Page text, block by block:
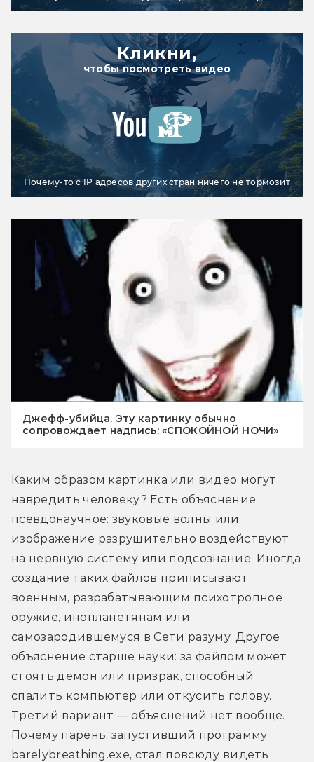
Кликни,
чтобы посмотреть видео
Почему-то с IP адресов других стран ничего не тормозит
Джефф-убийца. Эту картинку обычно
сопровождает надпись: «СПОКОЙНОЙ НОЧИ»
Каким образом картинка или видео могут
навредить человеку? Есть объяснение
псевдонаучное: звуковые волны или
изображение разрушительно воздействуют
на нервную систему или подсознание. Иногда
создание таких файлов приписывают
военным, разрабатывающим психотропное
оружие, инопланетянам или
самозародившемуся в Сети разуму. Другое
объяснение старше науки: за файлом может
стоять демон или призрак, способный
спалить компьютер или откусить голову.
Третий вариант — объяснений нет вообще.
Почему парень, запустивший программу
barelybreathing.exe, стал повсюду видеть